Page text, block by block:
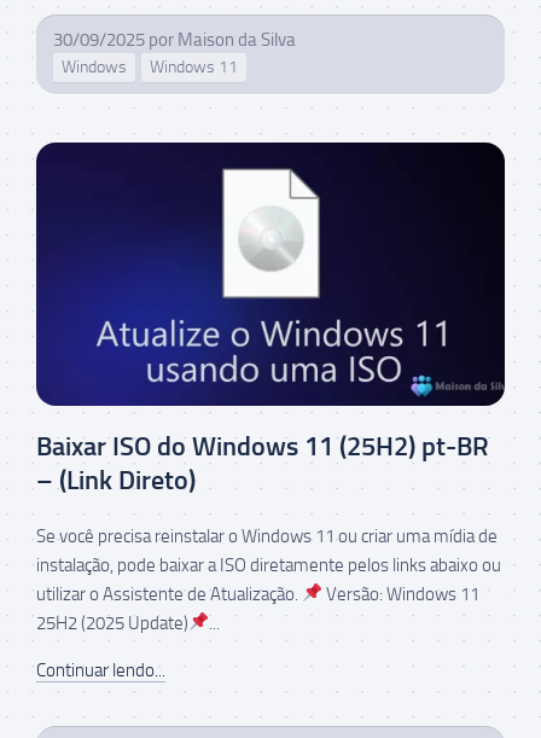
30/09/2025 por Maison da Silva
Windows Windows 11
Baixar ISO do Windows 11 (25H2) pt-BR
– (Link Direto)
Se você precisa reinstalar o Windows 11 ou criar uma mídia de
instalação, pode baixar a ISO diretamente pelos links abaixo ou
utilizar o Assistente de Atualização.
Versão: Windows 11
25H2 (2025 Update)
...
Continuar lendo...